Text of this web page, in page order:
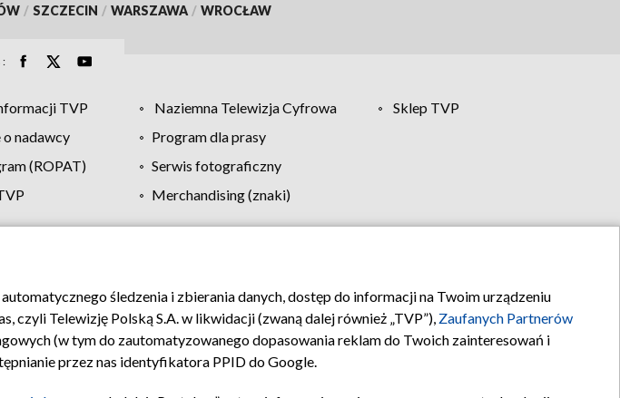
/ SZCZECIN / WARSZAWA / WROCŁAW
TVP Naziemna Telewizja Cyfrowa
Sklep TVP
nadawcy
Program dla prasy
(ROPAT)
Serwis fotograficzny
Merchandising (znaki)
zgody Pomoc Biuro reklamy Kontakt
śledzenia i zbierania danych, dostęp do informacji na Twoim urządzeniu
Telewizję Polską S.A. w likwidacji (zwaną dalej również „TVP”), Zaufanych Partnerów
(w tym do zautomatyzowanego dopasowania reklam do Twoich zainteresowań i
przez nas identyfikatora PPID do Google.